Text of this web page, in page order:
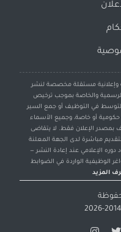
وإعلانية مستقلة مخصصة لنشر
الرسمية والخاصة بموجب ترخيص
في التوظيف أو جمع السير
حكومية أو خاصة، وجميع الأسماء
بمصدر الإعلان فقط. لا يتقاضى
مباشرة لدى الجهة المعلنة
الإعلامي عند إعادة النشر —
الوظيفية الواردة في الضوابط
المزيد